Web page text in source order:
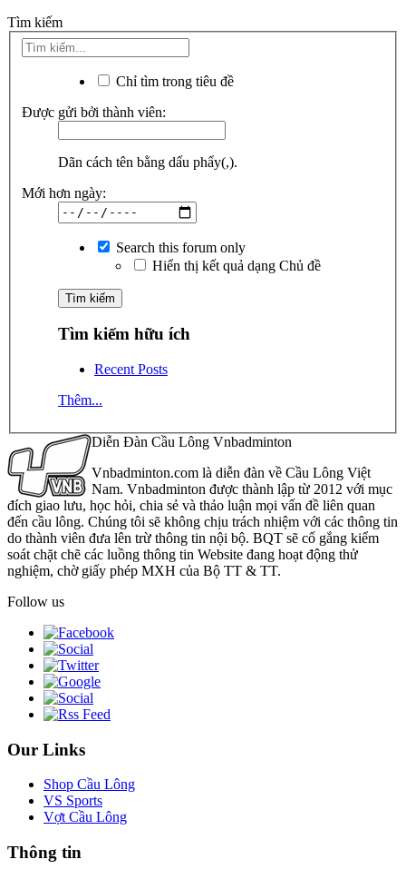
Tìm kiếm
Chỉ tìm trong tiêu đề
Được gửi bởi thành viên:
Dãn cách tên bằng dấu phẩy(,).
Mới hơn ngày:
Search this forum only
Hiển thị kết quả dạng Chủ đề
Tìm kiếm hữu ích
Recent Posts
Thêm...
Diễn Đàn Cầu Lông Vnbadminton
Vnbadminton.com là diễn đàn về Cầu Lông Việt
Nam. Vnbadminton được thành lập từ 2012 với mục
đích giao lưu, học hỏi, chia sẻ và thảo luận mọi vấn đề liên quan
đến cầu lông. Chúng tôi sẽ không chịu trách nhiệm với các thông tin
do thành viên đưa lên trừ thông tin nội bộ. BQT sẽ cố gắng kiểm
soát chặt chẽ các luồng thông tin Website đang hoạt động thử
nghiệm, chờ giấy phép MXH của Bộ TT & TT.
Follow us
Our Links
Shop Cầu Lông
VS Sports
Vợt Cầu Lông
Thông tin